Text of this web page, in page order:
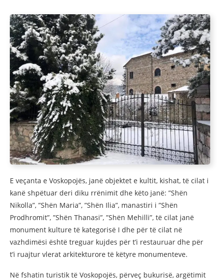
E veçanta e Voskopojës, janë objektet e kultit, kishat, të cilat i
kanë shpëtuar deri diku rrënimit dhe këto janë: ”Shën
Nikolla”, ”Shën Maria”, ”Shën Ilia”, manastiri i ”Shën
Prodhromit”, ”Shën Thanasi”, ”Shën Mehilli”, të cilat janë
monument kulture të kategorisë I dhe për të cilat në
vazhdimësi është treguar kujdes për t’i restauruar dhe për
t’i ruajtur vlerat arkitekturore të këtyre monumenteve.
Në fshatin turistik të Voskopojës, përveç bukurisë, argëtimit